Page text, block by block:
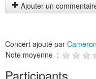
Ajouter un
Concert ajouté par
Note moyenne :
Participants